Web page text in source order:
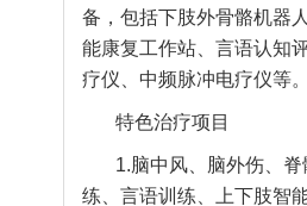
备，包括下肢外骨骼机器
能康复工作站、言语认知
疗仪、中频脉冲电疗仪等
特色治疗项目
1.脑中风、脑外伤、
练、言语训练、上下肢智